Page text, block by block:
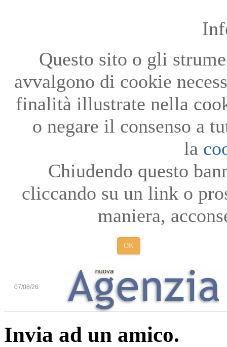
Questo sito o gli
avvalgono di cookie
finalità illustrate nella
o negare il consenso a
la
Chiudendo questo
cliccando su un link o
maniera,
OK
07/08/26
Invia ad un amico.